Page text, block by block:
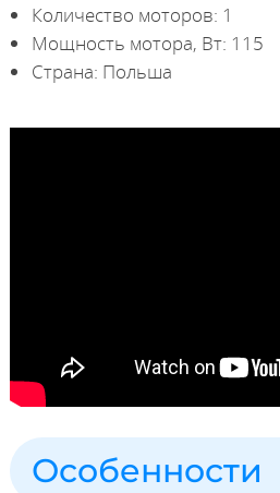
Количество моторов: 1
Мощность мотора, Вт: 115
Страна: Польша
Особенности